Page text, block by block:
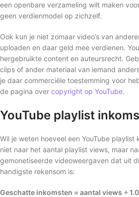
een openbare verzameling wilt maken
geen verdienmodel op zichzelf.
Ook kun je niet zomaar video’s van
uploaden en daar geld mee verdienen.
hergebruikte content en auteursrecht.
clips of ander materiaal van iemand
je daar commerciële toestemming voor
de pagina over copyright op YouTube.
YouTube playlist
Wil je weten hoeveel een YouTube playlist
niet naar het aantal playlist views, maar
gemonetiseerde videoweergaven dat uit
handigste rekensom is:
Geschatte inkomsten = aantal views ÷